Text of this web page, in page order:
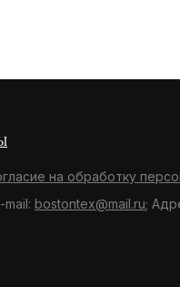
на обработку
mail: bostontex@mail.ru;